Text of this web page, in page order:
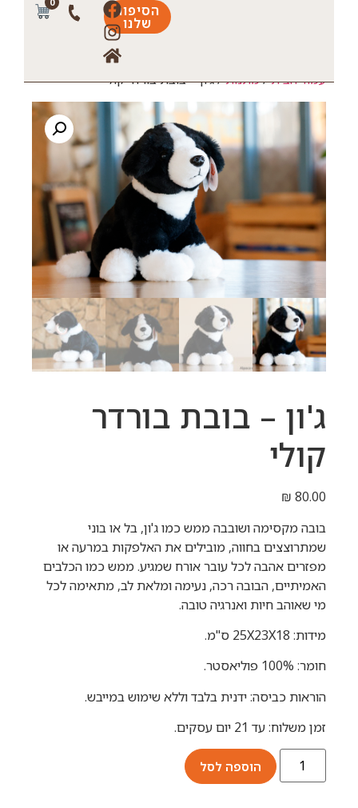
הסיפור
שלנו
עמוד הבית/מתנות/ ג'ון – בובת בורדר קולי
ג'ון – בובת בורדר
קולי
₪ 80.00
בובה מקסימה ושובבה ממש כמו ג'ון, בל או בוני
שמתרוצצים בחווה, מובילים את האלפקות במרעה או
מפזרים אהבה לכל עובר אורח שמגיע. ממש כמו הכלבים
האמיתיים, הבובה רכה, נעימה ומלאת לב, מתאימה לכל
מי שאוהב חיות ואנרגיה טובה.
מידות: 25X23X18 ס"מ.
חומר: 100% פוליאסטר.
הוראות כביסה: ידנית בלבד וללא שימוש במייבש.
זמן משלוח: עד 21 יום עסקים.
הוספה לסל